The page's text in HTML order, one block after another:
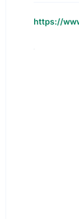
期和时间
https://